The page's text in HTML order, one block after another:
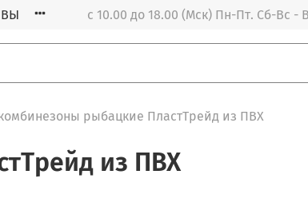
с 10.00 до 18.00 (Мск) Пн-Пт. Cб-Вс -
рыбацкие ПластТрейд из ПВХ
из ПВХ